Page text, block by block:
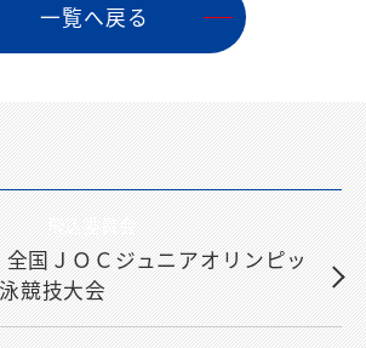
⼀覧へ戻る
飛込委員会
国ＪＯＣジュニアオリンピッ
競技大会